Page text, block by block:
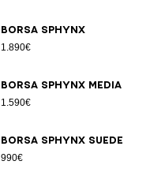
Borsa SPHYNX
1.890€
Borsa SPHYNX Media
1.590€
Borsa SPHYNX suede
990€